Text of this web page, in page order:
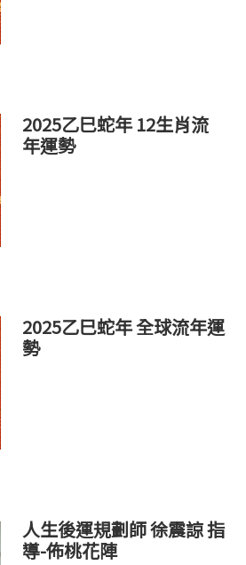
2025乙巳蛇年 12生肖流
年運勢
2025乙巳蛇年 全球流年運
勢
人生後運規劃師 徐震諒 指
導-佈桃花陣